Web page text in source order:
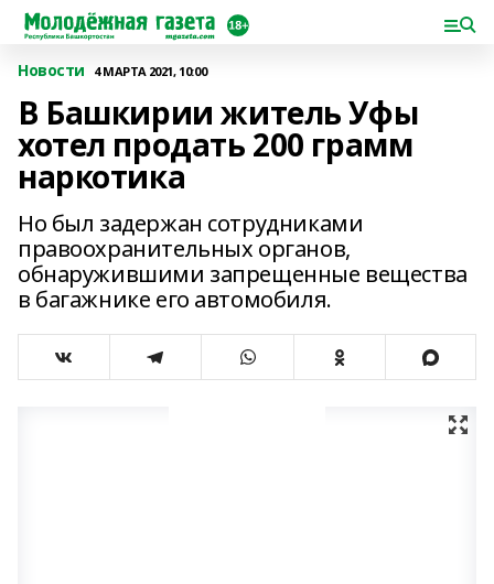
Новости 4 МАРТА 2021, 10:00
В Башкирии житель Уфы
хотел продать 200 грамм
наркотика
Но был задержан сотрудниками
правоохранительных органов,
обнаружившими запрещенные вещества
в багажнике его автомобиля.